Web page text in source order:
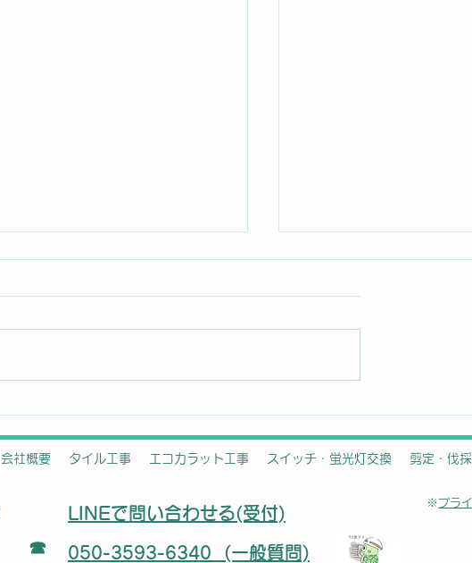
アオダモの剪定とシマ
会社概要 タイル工事 エコカラット工事 スイッチ・蛍光灯交換 剪定・伐採
LINEで問い合わせる(受付)
※ プラ
☎ 050-3593-6340 (一般質問)